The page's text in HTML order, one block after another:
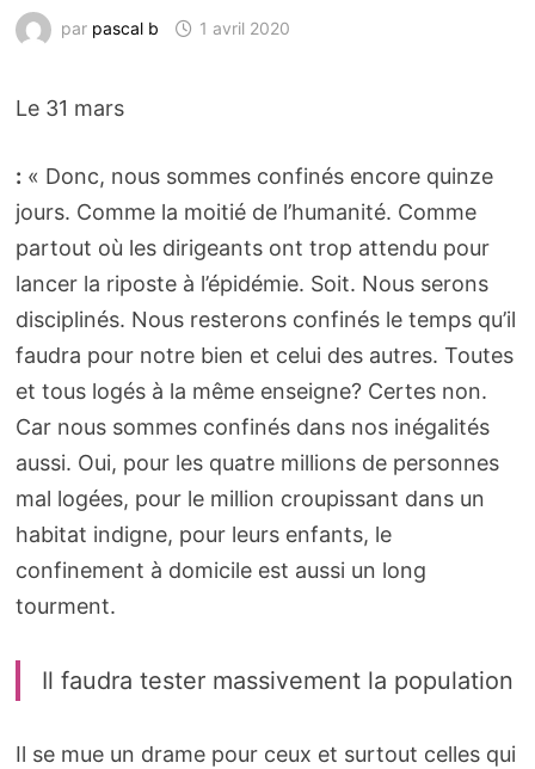
par pascal b 1 avril 2020
Le 31 mars
: « Donc, nous sommes confinés encore quinze
jours. Comme la moitié de l’humanité. Comme
partout où les dirigeants ont trop attendu pour
lancer la riposte à l’épidémie. Soit. Nous serons
disciplinés. Nous resterons confinés le temps qu’il
faudra pour notre bien et celui des autres. Toutes
et tous logés à la même enseigne? Certes non.
Car nous sommes confinés dans nos inégalités
aussi. Oui, pour les quatre millions de personnes
mal logées, pour le million croupissant dans un
habitat indigne, pour leurs enfants, le
confinement à domicile est aussi un long
tourment.
Il faudra tester massivement la population
Il se mue un drame pour ceux et surtout celles qui